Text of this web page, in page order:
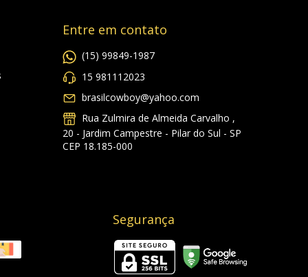
Entre em contato
(15) 99849-1987
15 981112023
brasilcowboy@yahoo.com
Rua Zulmira de Almeida Carvalho ,
20 - Jardim Campestre - Pilar do Sul - SP
CEP 18.185-000
Segurança